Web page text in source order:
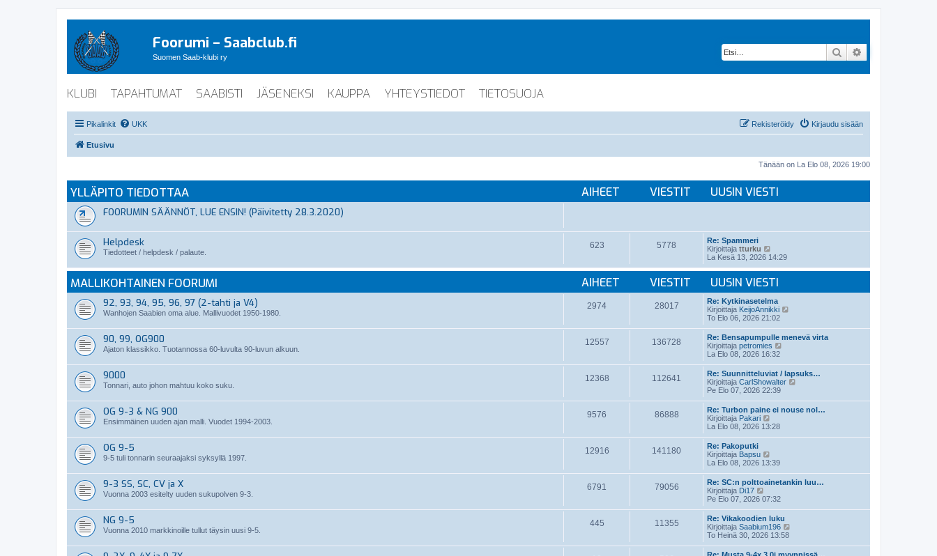
Foorumi – Saabclub.fi
Suomen Saab-klubi ry Etsi
KLUBI TAPAHTUMAT SAABISTI JÄSENEKSI KAUPPA YHTEYSTIEDOT TIETOSUOJA
Pikalinkit UKK Kirjaudu sisään
Rekisteröidy
Etusivu
Tänään on La Elo 08, 2026 19:00
YLLÄPITO TIEDOTTAA AIHEET VIESTIT UUSIN VIESTI
FOORUMIN SÄÄNNÖT, LUE ENSIN! (Päivitetty 28.3.2020)
Helpdesk
Tiedotteet / helpdesk / palaute.
623 5778
Re: Spammeri
Kirjoittaja tturku
ä
t
ä
u
s
i
n
v
i
e
s
t
i
La Kesä 13, 2026 14:29
MALLIKOHTAINEN FOORUMI AIHEET VIESTIT UUSIN VIESTI
92, 93, 94, 95, 96, 97 (2-tahti ja V4)
Wanhojen Saabien oma alue. Mallivuodet 1950-1980.
2974 28017
Re: Kytkinasetelma
Kirjoittaja KeijoAnnikki
ä
s
i
n
i
e
To Elo 06, 2026 21:02
90, 99, OG900
Ajaton klassikko. Tuotannossa 60-luvulta 90-luvun alkuun.
12557 136728
Re: Bensapumpulle menevä virta
Kirjoittaja petromies
t
ä
u
s
i
i
La Elo 08, 2026 16:32
9000
Tonnari, auto johon mahtuu koko suku.
12368 112641
Re: Suunnitteluviat / lapsuks…
Kirjoittaja CarlShowalter
ä
s
i
e
Pe Elo 07, 2026 22:39
OG 9-3 & NG 900
Ensimmäinen uuden ajan malli. Vuodet 1994-2003.
9576 86888
Re: Turbon paine ei nouse nol…
Kirjoittaja Pakari
ä
u
u
s
i
v
i
e
s
t
La Elo 08, 2026 13:28
OG 9-5
9-5 tuli tonnarin seuraajaksi syksyllä 1997.
12916 141180
Re: Pakoputki
Kirjoittaja Bapsu
ä
ä
u
u
s
i
n
v
i
e
La Elo 08, 2026 13:39
9-3 SS, SC, CV ja X
Vuonna 2003 esitelty uuden sukupolven 9-3.
6791 79056
Re: SC:n polttoainetankin luu…
Kirjoittaja Di17
ä
ä
u
u
s
Pe Elo 07, 2026 07:32
NG 9-5
Vuonna 2010 markkinoille tullut täysin uusi 9-5.
445 11355
Re: Vikakoodien luku
Kirjoittaja Saabium196
To Heinä 30, 2026 13:58